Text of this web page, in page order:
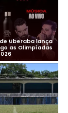
Uberaba lança
as Olimpíadas